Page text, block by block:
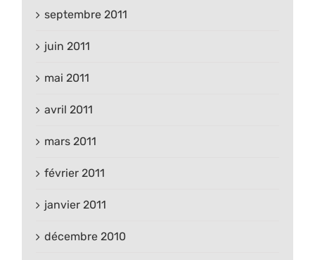
septembre 2011
juin 2011
mai 2011
avril 2011
mars 2011
février 2011
janvier 2011
décembre 2010